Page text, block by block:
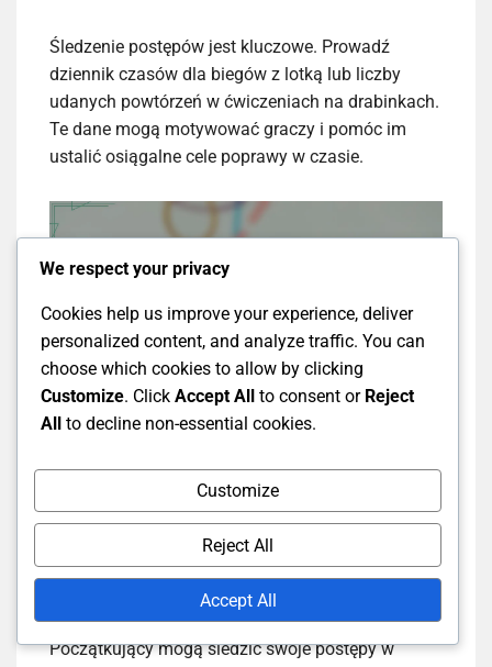
Śledzenie postępów jest kluczowe. Prowadź
dziennik czasów dla biegów z lotką lub liczby
udanych powtórzeń w ćwiczeniach na drabinkach.
Te dane mogą motywować graczy i pomóc im
ustalić osiągalne cele poprawy w czasie.
Jak początkujący mogą
śledzić swoje postępy w
ruchach nóg?
Początkujący mogą śledzić swoje postępy w
We respect your privacy
Cookies help us improve your experience, deliver
personalized content, and analyze traffic. You can
choose which cookies to allow by clicking
Customize. Click Accept All to consent or Reject
All to decline non-essential cookies.
Customize
Reject All
Accept All